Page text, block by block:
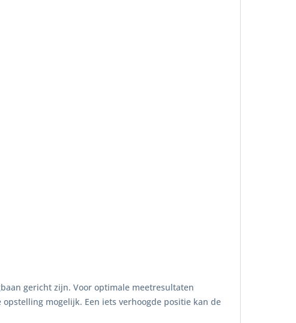
gericht zijn. Voor optimale meetresultaten
mogelijk. Een iets verhoogde positie kan de